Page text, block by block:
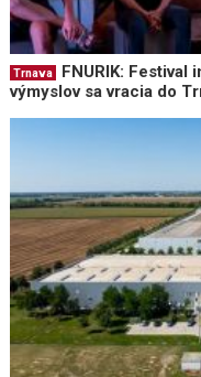
Trnava
FNURIK: Festival
výmyslov sa vracia do